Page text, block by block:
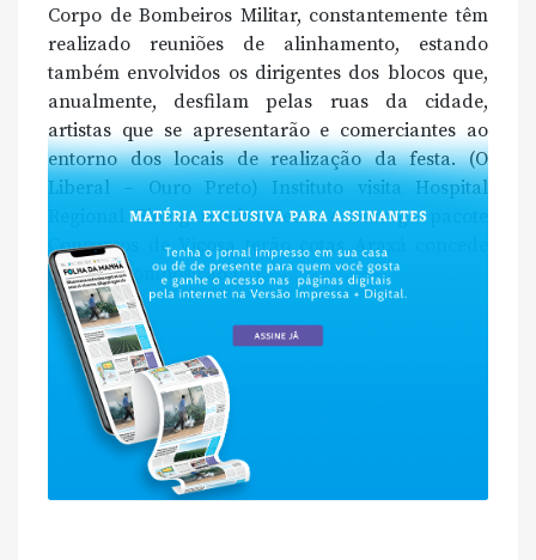
Corpo de Bombeiros Militar, constantemente têm
realizado reuniões de alinhamento, estando
também envolvidos os dirigentes dos blocos que,
anualmente, desfilam pelas ruas da cidade,
artistas que se apresentarão e comerciantes ao
entorno dos locais de realização da festa. (O
Liberal – Ouro Preto) Instituto visita Hospital
Regional Fiemg recebe Zema e entrega pacote
Concursos de Viçosa terão cotas Araxá concede
6% de recomposição […]